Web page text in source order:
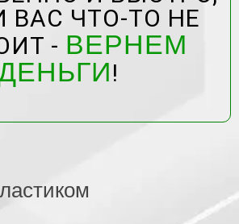
ВАС ЧТО-ТО НЕ
- ВЕРНЕМ
!